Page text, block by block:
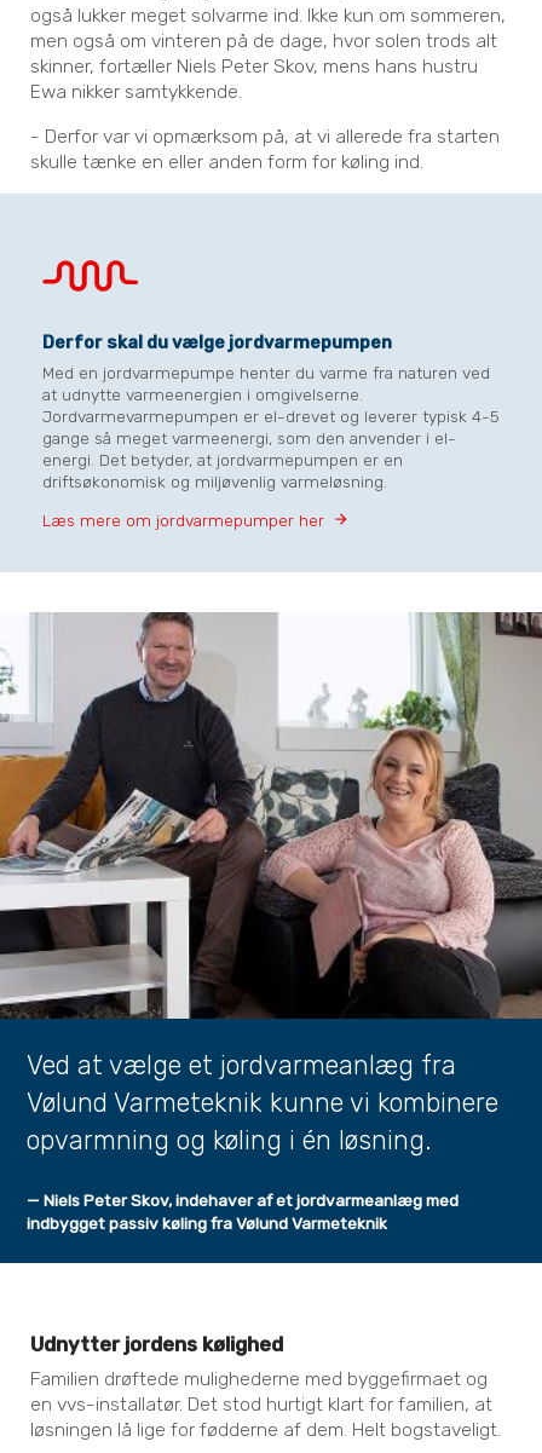
også lukker meget solvarme ind. Ikke kun om sommeren,
men også om vinteren på de dage, hvor solen trods alt
skinner, fortæller Niels Peter Skov, mens hans hustru
Ewa nikker samtykkende.
- Derfor var vi opmærksom på, at vi allerede fra starten
skulle tænke en eller anden form for køling ind.
Derfor skal du vælge jordvarmepumpen
Med en jordvarmepumpe henter du varme fra naturen ved
at udnytte varmeenergien i omgivelserne.
Jordvarmevarmepumpen er el-drevet og leverer typisk 4-5
gange så meget varmeenergi, som den anvender i el-
energi. Det betyder, at jordvarmepumpen er en
driftsøkonomisk og miljøvenlig varmeløsning.
Læs mere om jordvarmepumper her
Ved at vælge et jordvarmeanlæg fra
Vølund Varmeteknik kunne vi kombinere
opvarmning og køling i én løsning.
— Niels Peter Skov, indehaver af et jordvarmeanlæg med
indbygget passiv køling fra Vølund Varmeteknik
Udnytter jordens kølighed
Familien drøftede mulighederne med byggefirmaet og
en vvs-installatør. Det stod hurtigt klart for familien, at
løsningen lå lige for fødderne af dem. Helt bogstaveligt.